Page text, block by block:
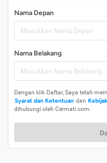
Nama Depan
Nama Belakang
Dengan klik Daftar, Saya telah
Syarat dan Ketentuan dan
dihubungi oleh Cermati.com.